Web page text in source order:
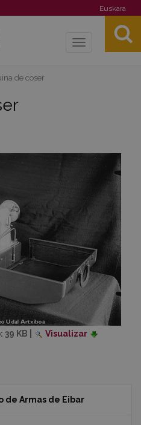
Euskara
Toggle
de coser
39 KB
Visualizar
de Armas de Eibar